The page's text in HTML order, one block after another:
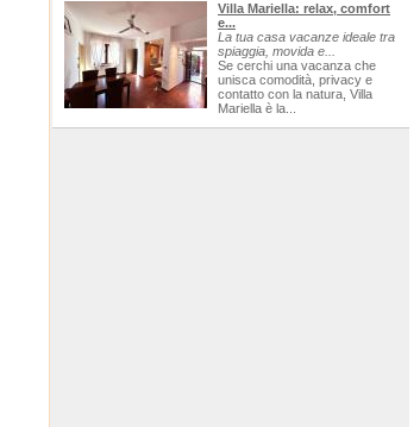
Villa Mariella: relax, comfort
e...
La tua casa vacanze ideale tra
spiaggia, movida e...
Se cerchi una vacanza che
unisca comodità, privacy e
contatto con la natura, Villa
Mariella è la...